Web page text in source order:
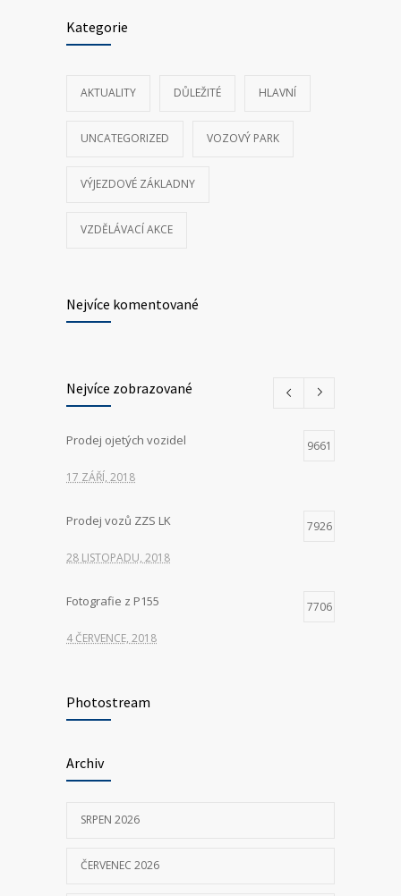
Kategorie
AKTUALITY DŮLEŽITÉ HLAVNÍ
UNCATEGORIZED VOZOVÝ PARK
VÝJEZDOVÉ ZÁKLADNY
VZDĚLÁVACÍ AKCE
Nejvíce komentované
Nejvíce zobrazované
Prodej ojetých vozidel 9661
17 ZÁŘÍ, 2018
Prodej vozů ZZS LK 7926
28 LISTOPADU, 2018
Fotografie z P155 7706
4 ČERVENCE, 2018
VOZIDLA ZDRAVOTNICKÉ ZÁCHRANNÉ
SLUŽBY
11 ČERVNA, 2018
Photostream
Archiv
SRPEN 2026
ČERVENEC 2026